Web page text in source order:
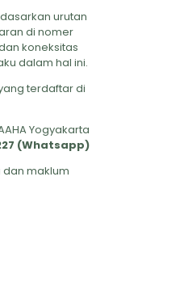
urutan
di nomer
koneksitas
dalam hal ini.
terdaftar di
Yogyakarta
(Whatsapp)
maklum